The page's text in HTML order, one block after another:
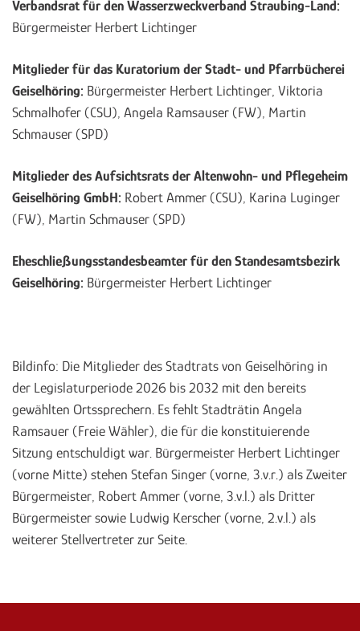
Verbandsrat für den Wasserzweckverband Straubing-Land:
Bürgermeister Herbert Lichtinger
Mitglieder für das Kuratorium der Stadt- und Pfarrbücherei
Geiselhöring: Bürgermeister Herbert Lichtinger, Viktoria
Schmalhofer (CSU), Angela Ramsauser (FW), Martin
Schmauser (SPD)
Mitglieder des Aufsichtsrats der Altenwohn- und Pflegeheim
Geiselhöring GmbH: Robert Ammer (CSU), Karina Luginger
(FW), Martin Schmauser (SPD)
Eheschließungsstandesbeamter für den Standesamtsbezirk
Geiselhöring: Bürgermeister Herbert Lichtinger
Bildinfo: Die Mitglieder des Stadtrats von Geiselhöring in
der Legislaturperiode 2026 bis 2032 mit den bereits
gewählten Ortssprechern. Es fehlt Stadträtin Angela
Ramsauer (Freie Wähler), die für die konstituierende
Sitzung entschuldigt war. Bürgermeister Herbert Lichtinger
(vorne Mitte) stehen Stefan Singer (vorne, 3.v.r.) als Zweiter
Bürgermeister, Robert Ammer (vorne, 3.v.l.) als Dritter
Bürgermeister sowie Ludwig Kerscher (vorne, 2.v.l.) als
weiterer Stellvertreter zur Seite.